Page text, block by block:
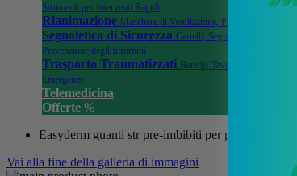
Strumenti per Interventi Rapidi
Rianimazione Maschere di Ventilazione, Palloni Rianimatori
Segnaletica di Sicurezza Cartelli, Segnali di Emergenza,
Prevenzione degli Infortuni
Trasporto Traumatizzati Barelle, Tavole Spinali,
Emergenze
Telemedicina
Offerte %
Easyderm guanti str pre-imbibiti per prevenire
Vai alla fine della galleria di immagini